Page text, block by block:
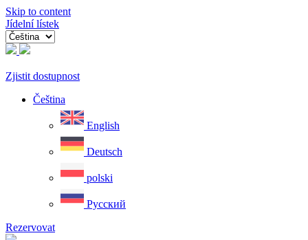
Skip to content
Jídelní lístek
Zjistit dostupnost
Čeština
English
Deutsch
polski
Русский
Rezervovat